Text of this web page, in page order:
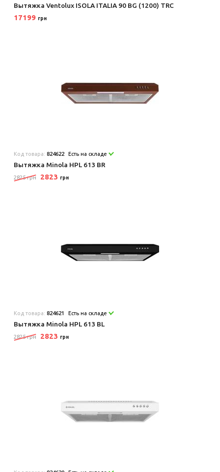
Вытяжка Ventolux ISOLA ITALIA 90 BG (1200) TRC
17199 грн
Код товара:824622 Есть на складе
Вытяжка Minola HPL 613 BR
2825 грн 2823 грн
Код товара:824621 Есть на складе
Вытяжка Minola HPL 613 BL
2825 грн 2823 грн